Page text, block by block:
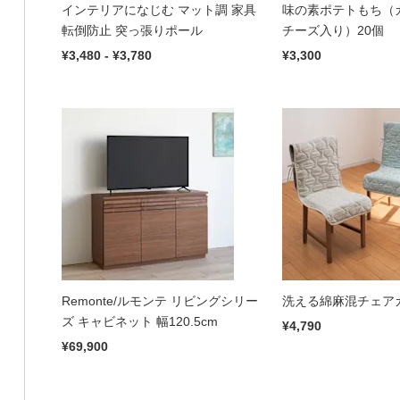
インテリアになじむ マット調 家具
転倒防止 突っ張りポール
¥3,480 - ¥3,780
味の素ポテトもち（
チーズ入り）20個
¥3,300
Remonte/ルモンテ リビングシリー
ズ キャビネット 幅120.5cm
¥69,900
洗える綿麻混チェア
¥4,790